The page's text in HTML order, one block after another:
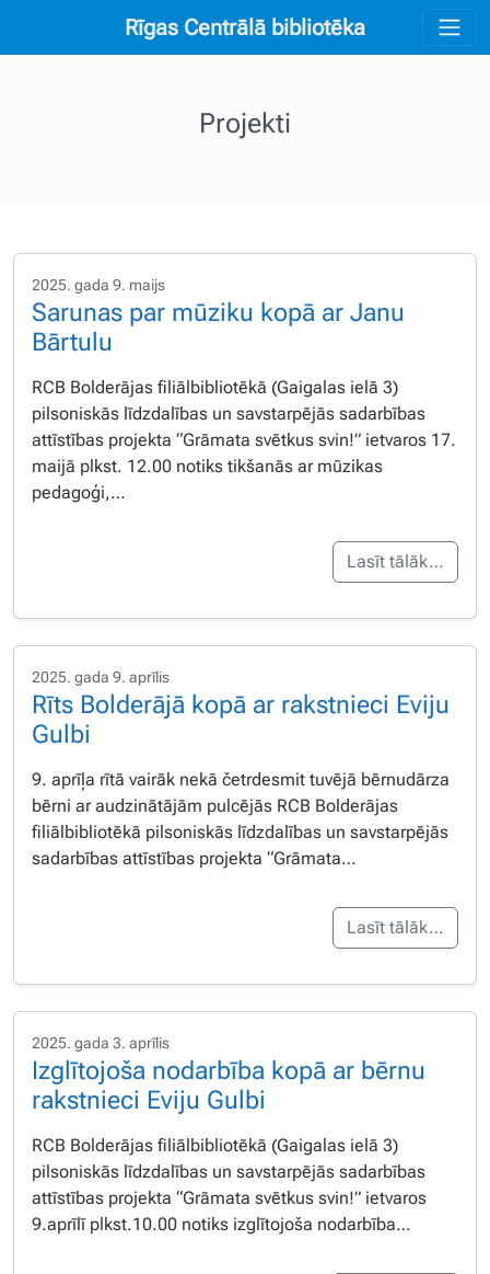
Rīgas Centrālā bibliotēka
Projekti
2025. gada 9. maijs
Sarunas par mūziku kopā ar Janu
Bārtulu
RCB Bolderājas filiālbibliotēkā (Gaigalas ielā 3)
pilsoniskās līdzdalības un savstarpējās sadarbības
attīstības projekta “Grāmata svētkus svin!” ietvaros 17.
maijā plkst. 12.00 notiks tikšanās ar mūzikas
pedagoģi,…
Lasīt tālāk…
2025. gada 9. aprīlis
Rīts Bolderājā kopā ar rakstnieci Eviju
Gulbi
9. aprīļa rītā vairāk nekā četrdesmit tuvējā bērnudārza
bērni ar audzinātājām pulcējās RCB Bolderājas
filiālbibliotēkā pilsoniskās līdzdalības un savstarpējās
sadarbības attīstības projekta “Grāmata…
Lasīt tālāk…
2025. gada 3. aprīlis
Izglītojoša nodarbība kopā ar bērnu
rakstnieci Eviju Gulbi
RCB Bolderājas filiālbibliotēkā (Gaigalas ielā 3)
pilsoniskās līdzdalības un savstarpējās sadarbības
attīstības projekta “Grāmata svētkus svin!” ietvaros
9.aprīlī plkst.10.00 notiks izglītojoša nodarbība…